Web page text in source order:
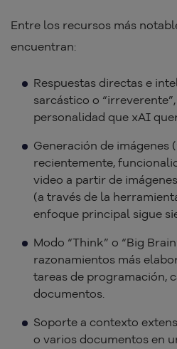
Entre los recursos más
encuentran:
Respuestas directas e
sarcástico o
personalidad que xAI
Generación de imágenes
recientemente,
video a partir de
(a través de la
enfoque principal sigue
Modo “Think” o “Big
razonamientos más
tareas de programación,
documentos.
Soporte a contexto
o varios documentos en